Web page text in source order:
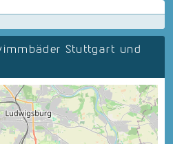
Stuttgart und